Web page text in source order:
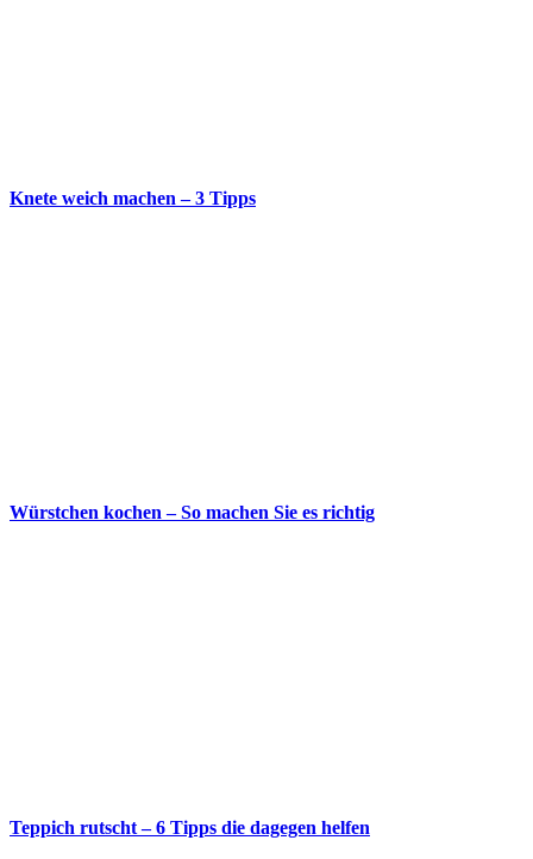
Knete weich machen – 3 Tipps
Würstchen kochen – So machen Sie es richtig
Teppich rutscht – 6 Tipps die dagegen helfen